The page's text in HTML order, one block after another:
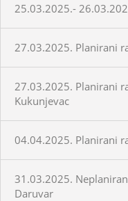
25.03.2025.-
27.03.2025. Planirani
27.03.2025. Planirani
Kukunjevac
04.04.2025. Planirani
31.03.2025.
Daruvar